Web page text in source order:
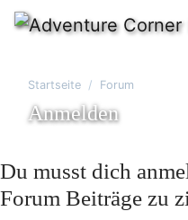
Startseite Forum
Anmelden
Du musst dich
Forum Beiträge zu